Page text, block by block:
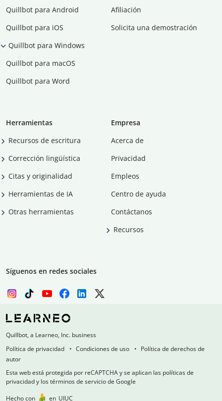
Quillbot para Android
Quillbot para iOS
Quillbot para Windows
Quillbot para macOS
Quillbot para Word
Afiliación
Solicita una demostración
Herramientas
Recursos de escritura
Corrección lingüística
Citas y originalidad
Herramientas de IA
Otras herramientas
Empresa
Acerca de
Privacidad
Empleos
Centro de ayuda
Contáctanos
Recursos
Síguenos en redes sociales
Quillbot, a Learneo, Inc. business
Política de privacidad
Condiciones de uso
Política de derechos de
autor
Esta web está protegida por reCAPTCHA y se aplican las políticas de
privacidad y los términos de servicio de Google
Hecho con
en UIUC